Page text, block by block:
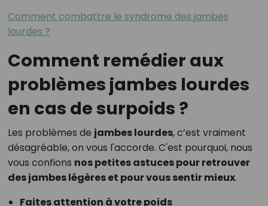
Comment combattre le syndrome des jambes
lourdes ?
Comment remédier aux
problèmes jambes lourdes
en cas de surpoids ?
Les problèmes de jambes lourdes, c’est vraiment
désagréable, on vous l'accorde. C'est pourquoi, nous
vous confions nos petites astuces pour retrouver
des jambes légères et pour vous sentir mieux.
Faites attention à votre poids